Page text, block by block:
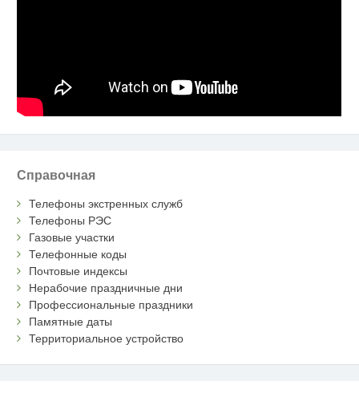
Справочная
Телефоны экстренных служб
Телефоны РЭС
Газовые участки
Телефонные коды
Почтовые индексы
Нерабочие праздничные дни
Профессиональные праздники
Памятные даты
Территориальное устройство